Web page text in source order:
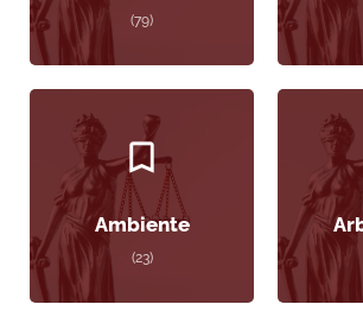
(79)
Ambiente
(23)